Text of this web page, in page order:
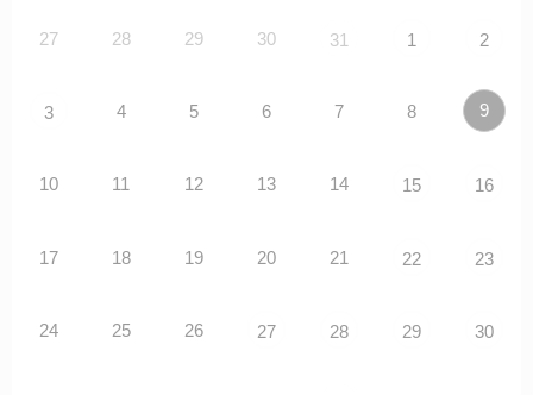
27 28 29 30 31 1 2
3 4 5 6 7 8 9
10 11 12 13 14 15 16
17 18 19 20 21 22 23
24 25 26 27 28 29 30